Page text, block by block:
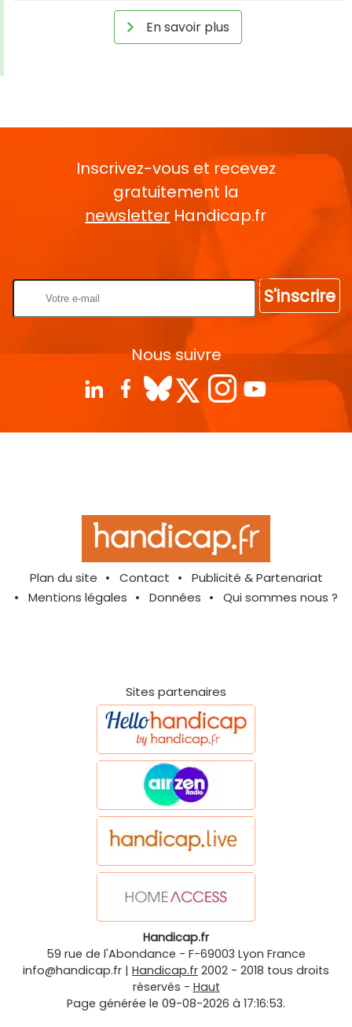
En savoir plus
Inscrivez-vous et recevez
gratuitement la
newsletter Handicap.fr
S'inscrire
Nous suivre
Plan du site Contact
Publicité & Partenariat
Mentions légales
Données Qui sommes nous ?
Sites partenaires
Handicap.fr
59 rue de l'Abondance - F-69003 Lyon France
info@handicap.fr | Handicap.fr 2002 - 2018 tous droits
réservés - Haut
Page générée le 09-08-2026 à 17:16:53.